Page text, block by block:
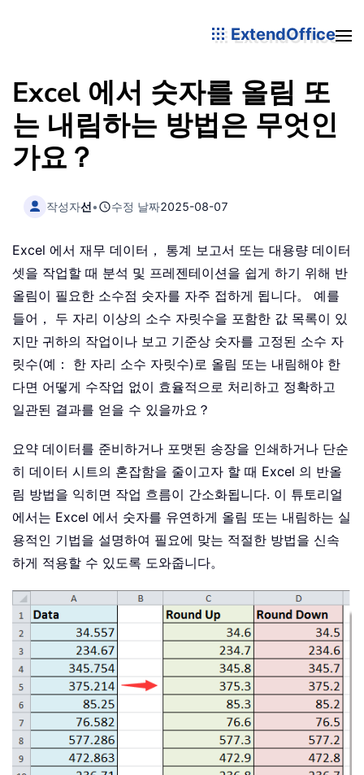
ExtendOffice
Excel 에서 숫자를 올림 또
는 내림하는 방법은 무엇인
가요？
작성자선• 수정 날짜2025-08-07
Excel 에서 재무 데이터， 통계 보고서 또는 대용량 데이터
셋을 작업할 때 분석 및 프레젠테이션을 쉽게 하기 위해 반
올림이 필요한 소수점 숫자를 자주 접하게 됩니다。 예를
들어， 두 자리 이상의 소수 자릿수을 포함한 값 목록이 있
지만 귀하의 작업이나 보고 기준상 숫자를 고정된 소수 자
릿수(예： 한 자리 소수 자릿수)로 올림 또는 내림해야 한
다면 어떻게 수작업 없이 효율적으로 처리하고 정확하고
일관된 결과를 얻을 수 있을까요？
요약 데이터를 준비하거나 포맷된 송장을 인쇄하거나 단순
히 데이터 시트의 혼잡함을 줄이고자 할 때 Excel 의 반올
림 방법을 익히면 작업 흐름이 간소화됩니다. 이 튜토리얼
에서는 Excel 에서 숫자를 유연하게 올림 또는 내림하는 실
용적인 기법을 설명하여 필요에 맞는 적절한 방법을 신속
하게 적용할 수 있도록 도와줍니다。